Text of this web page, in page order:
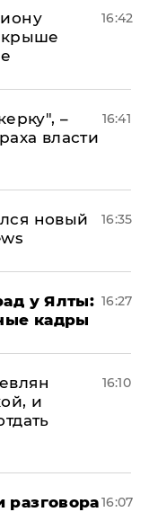
крыше
16:42
–
власти
16:41
новый
16:35
у Ялты:
кадры
16:27
и
16:10
разговора16:07